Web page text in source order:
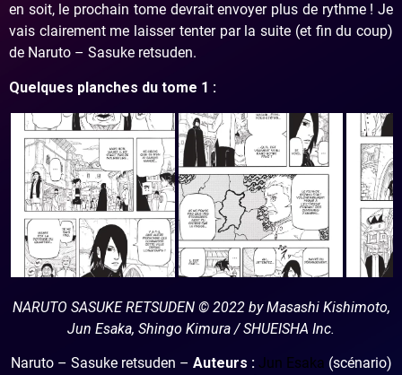
en soit, le prochain tome devrait envoyer plus de rythme ! Je
vais clairement me laisser tenter par la suite (et fin du coup)
de Naruto – Sasuke retsuden.
Quelques planches du tome 1 :
NARUTO SASUKE RETSUDEN © 2022 by Masashi Kishimoto,
Jun Esaka, Shingo Kimura / SHUEISHA Inc.
Naruto – Sasuke retsuden – Auteurs : Jun Esaka (scénario)